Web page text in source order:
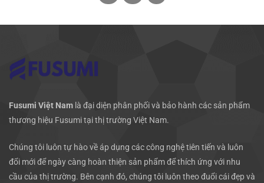
Fusumi Việt Nam là đại diện phân phối và bảo hành các sản phẩm
thương hiệu Fusumi tại thị trường Việt Nam.
Chúng tôi luôn tự hào về áp dụng các công nghệ tiên tiến và luôn
đổi mới để ngày càng hoàn thiện sản phẩm để thích ứng với nhu
cầu của thị trường. Bên cạnh đó, chúng tôi luôn theo đuổi cái đẹp và